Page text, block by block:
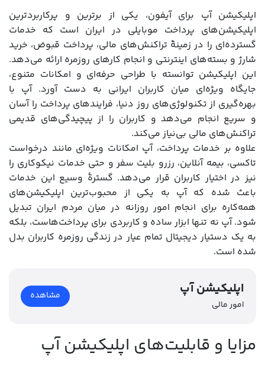
اپلیکیشن آپ برای آیفون، یکی از برترین و پرکاربردترین
اپلیکیشن‌های پرداخت موبایلی در ایران است که خدمات
گسترده‌ای را در زمینۀ تراکنش‌های مالی، پرداخت قبوض، خرید
شارژ و بسته‌های اینترنتی و انجام کارهای روزمره ارائه می‌دهد.
این اپلیکیشن توانسته با طراحی حرفه‌ای و امکانات متنوع،
جایگاه ویژه‌ای میان کاربران ایرانی به دست آورد. آپ با
بهره‌گیری از تکنولوژی‌های روز دنیا، فرایندهای پرداخت را آسان
و سریع انجام می‌دهد و کاربران را از پیچیدگی‌های قدیمی
تراکنش‌های مالی بی‌نیاز می‌کند.
علاوه بر خدمات پرداخت، آپ امکانات ویژه‌ای مانند درخواست
تاکسی، بیمه آنلاین، رزرو بلیت سفر و حتی خدمات نیکوکاری را
نیز در اختیار کاربران قرار می‌دهد. گسترۀ وسیع این خدمات
باعث شده که آپ به یکی از محبوب‌ترین اپلیکیشن‌های
همه‌کاره برای انجام امور روزانه در میان مردم ایران تبدیل
شود. آپ نه تنها ابزار ساده و کاربردی برای پرداخت‌هاست، بلکه
به یک دستیار دیجیتال تمام عیار در زندگی روزمره کاربران بدل
شده است.
اپلیکیشن آپ
امور مالی
مشاهده
مزایا و قابلیت‌های اپلیکیشن آپ